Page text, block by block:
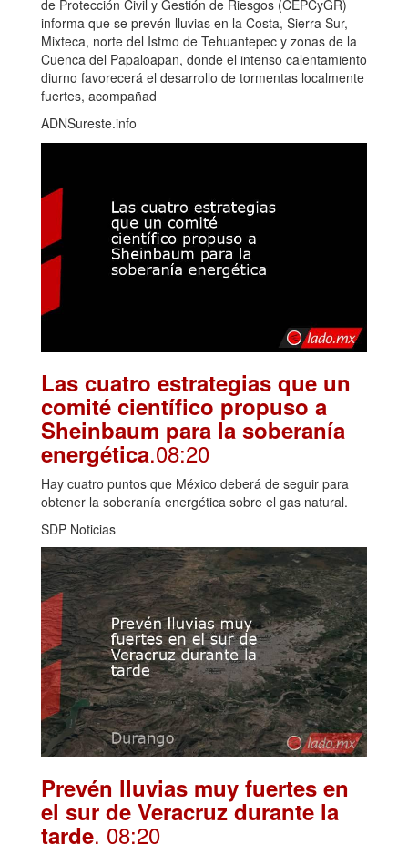
de Protección Civil y Gestión de Riesgos (CEPCyGR)
informa que se prevén lluvias en la Costa, Sierra Sur,
Mixteca, norte del Istmo de Tehuantepec y zonas de la
Cuenca del Papaloapan, donde el intenso calentamiento
diurno favorecerá el desarrollo de tormentas localmente
fuertes, acompañad
ADNSureste.info
Las cuatro estrategias que un
comité científico propuso a
Sheinbaum para la soberanía
energética.08:20
Hay cuatro puntos que México deberá de seguir para
obtener la soberanía energética sobre el gas natural.
SDP Noticias
Prevén lluvias muy fuertes en
el sur de Veracruz durante la
tarde. 08:20